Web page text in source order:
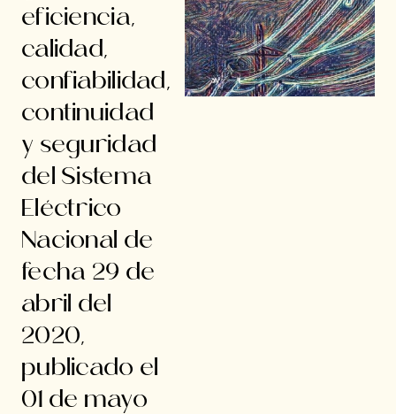
eficiencia,
calidad,
confiabilidad,
continuidad
y seguridad
del Sistema
Eléctrico
Nacional de
fecha 29 de
abril del
2020,
publicado el
01 de mayo